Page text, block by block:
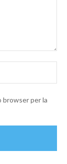
browser per la